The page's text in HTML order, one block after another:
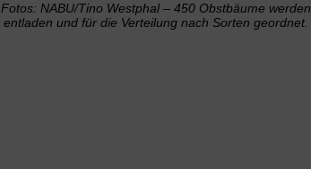
Fotos: NABU/Tino Westphal – 450 Obstbäume werden
entladen und für die Verteilung nach Sorten geordnet.